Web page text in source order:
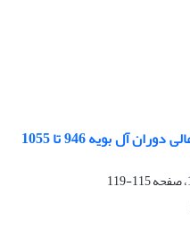
کتابخانه ها و موسسه های آموزش عالی دوران آل بویه 946 تا 1055
115-119